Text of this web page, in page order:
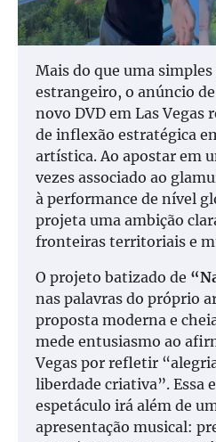
Mais do que uma
estrangeiro, o anúncio
novo DVD em Las Vegas
de inflexão estratégica
artística. Ao apostar em
vezes associado ao
à performance de nível
projeta uma ambição
fronteiras territoriais e
O projeto batizado de
nas palavras do próprio
proposta moderna e
mede entusiasmo ao
Vegas por refletir
liberdade criativa”. Essa
espetáculo irá além de
apresentação musical: